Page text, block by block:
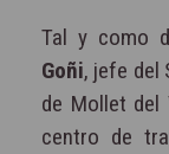
Tal y como
Goñi, jefe del
de Mollet del
centro de